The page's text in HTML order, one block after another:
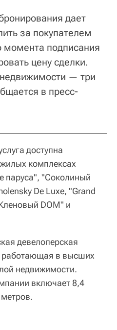
дает
за покупателем
подписания
цену сделки.
— три
в пресс-
доступна
комплексах
паруса", "Соколиный
De Luxe, "Grand
DOM" и
девелоперская
работающая в высших
недвижимости.
включает 8,4